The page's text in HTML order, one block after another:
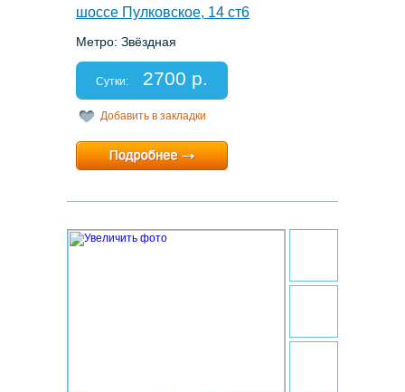
шоссе Пулковское, 14 ст6
Метро: Звёздная
Спальных мест: 2
Отчетные документы: есть
Сутки: 2700 р.
Добавить в закладки
Минимальный срок:2 суток
Расчетный час:12:00